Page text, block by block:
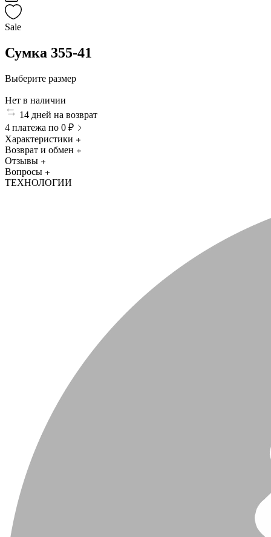
Sale
Сумка 355-41
Выберите размер
Нет в наличии
14 дней на возврат
4 платежа по 0 ₽
Характеристики
Возврат и обмен
Отзывы
Вопросы
ТЕХНОЛОГИИ